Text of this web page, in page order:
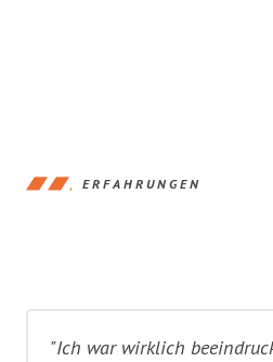
ERFAHRUNGEN
"Ich war wirklich